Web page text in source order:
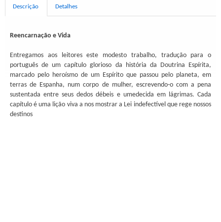
Descrição Detalhes
Reencarnação e Vida
Entregamos aos leitores este modesto trabalho, tradução para o
português de um capítulo glorioso da história da Doutrina Espírita,
marcado pelo heroísmo de um Espírito que passou pelo planeta, em
terras de Espanha, num corpo de mulher, escrevendo-o com a pena
sustentada entre seus dedos débeis e umedecida em lágrimas. Cada
capítulo é uma lição viva a nos mostrar a Lei indefectível que rege nossos
destinos